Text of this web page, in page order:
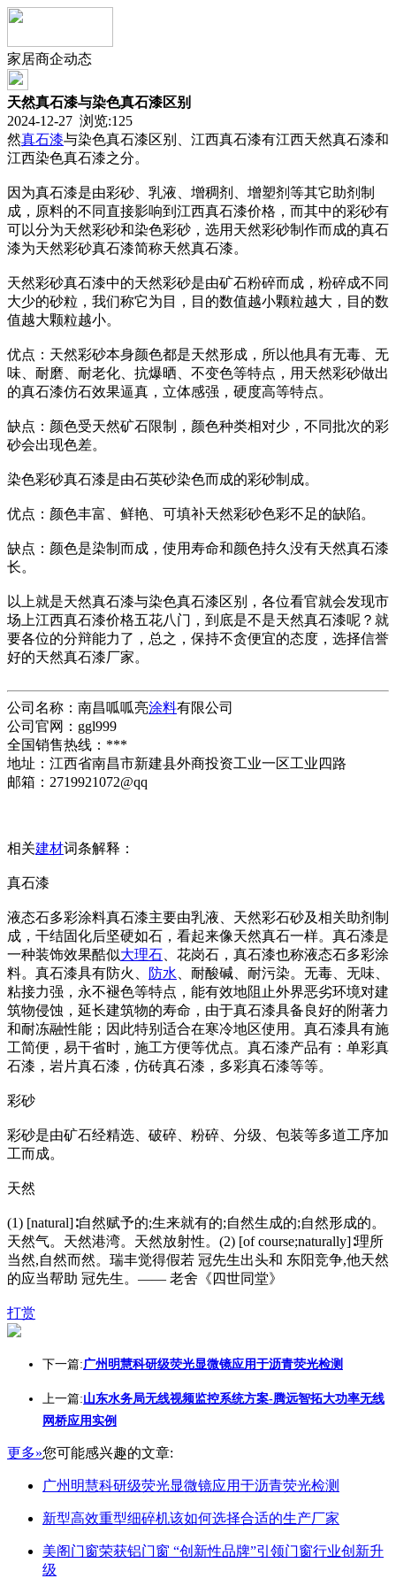
家居商企动态
天然真石漆与染色真石漆区别
2024-12-27 浏览:125
然真石漆与染色真石漆区别、江西真石漆有江西天然真石漆和
江西染色真石漆之分。
因为真石漆是由彩砂、乳液、增稠剂、增塑剂等其它助剂制
成，原料的不同直接影响到江西真石漆价格，而其中的彩砂有
可以分为天然彩砂和染色彩砂，选用天然彩砂制作而成的真石
漆为天然彩砂真石漆简称天然真石漆。
天然彩砂真石漆中的天然彩砂是由矿石粉碎而成，粉碎成不同
大少的砂粒，我们称它为目，目的数值越小颗粒越大，目的数
值越大颗粒越小。
优点：天然彩砂本身颜色都是天然形成，所以他具有无毒、无
味、耐磨、耐老化、抗爆晒、不变色等特点，用天然彩砂做出
的真石漆仿石效果逼真，立体感强，硬度高等特点。
缺点：颜色受天然矿石限制，颜色种类相对少，不同批次的彩
砂会出现色差。
染色彩砂真石漆是由石英砂染色而成的彩砂制成。
优点：颜色丰富、鲜艳、可填补天然彩砂色彩不足的缺陷。
缺点：颜色是染制而成，使用寿命和颜色持久没有天然真石漆
长。
以上就是天然真石漆与染色真石漆区别，各位看官就会发现市
场上江西真石漆价格五花八门，到底是不是天然真石漆呢？就
要各位的分辩能力了，总之，保持不贪便宜的态度，选择信誉
好的天然真石漆厂家。
公司名称：南昌呱呱亮涂料有限公司
公司官网：ggl999
全国销售热线：***
地址：江西省南昌市新建县外商投资工业一区工业四路
邮箱：2719921072@qq
相关建材词条解释：
真石漆
液态石多彩涂料真石漆主要由乳液、天然彩石砂及相关助剂制
成，干结固化后坚硬如石，看起来像天然真石一样。真石漆是
一种装饰效果酷似大理石 、花岗石，真石漆也称液态石多彩涂
料。真石漆具有防火、
防水 、耐酸碱、耐污染。无毒、无味、
粘接力强，永不褪色等特点，能有效地阻止外界恶劣环境对建
筑物侵蚀，延长建筑物的寿命，由于真石漆具备良好的附著力
和耐冻融性能；因此特别适合在寒冷地区使用。真石漆具有施
工简便，易干省时，施工方便等优点。真石漆产品有：单彩真
石漆，岩片真石漆，仿砖真石漆，多彩真石漆等等。
彩砂
彩砂是由矿石经精选、破碎、粉碎、分级、包装等多道工序加
工而成。
天然
(1) [natural]∶自然赋予的;生来就有的;自然生成的;自然形成的。
天然气。天然港湾。天然放射性。(2) [of course;naturally]∶理所
当然,自然而然。瑞丰觉得假若 冠先生出头和 东阳竞争,他天然
的应当帮助 冠先生。—— 老舍《四世同堂》
打赏
下一篇:广州明慧科研级荧光显微镜应用于沥青荧光检测
上一篇:山东水务局无线视频监控系统方案-腾远智拓大功率无线
网桥应用实例
更多»您可能感兴趣的文章:
广州明慧科研级荧光显微镜应用于沥青荧光检测
新型高效重型细碎机该如何选择合适的生产厂家
美阁门窗荣获铝门窗 “创新性品牌”引领门窗行业创新升
级